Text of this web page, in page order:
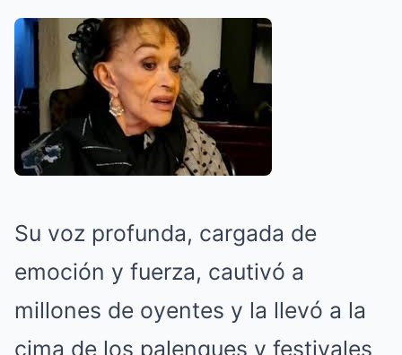
Su voz profunda, cargada de
emoción y fuerza, cautivó a
millones de oyentes y la llevó a la
cima de los palenques y festivales